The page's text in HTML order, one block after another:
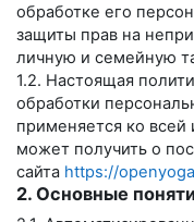
обработке его
защиты прав на
личную и семейную
1.2. Настоящая
обработки
применяется ко
может получить о
сайта https://
2. Основные